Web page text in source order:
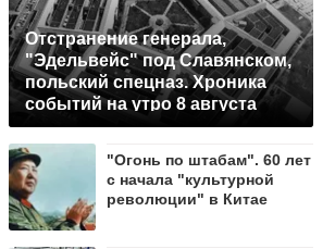
Отстранение генерала,
"Эдельвейс" под Славянском,
польский спецназ. Хроника
событий на утро 8 августа
"Огонь по штабам". 60 лет
с начала "культурной
революции" в Китае